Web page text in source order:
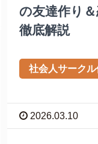
の友達作り
徹底解説
社会人サーク
2026.03.10